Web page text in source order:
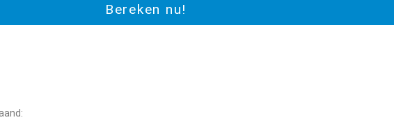
Bereken nu!